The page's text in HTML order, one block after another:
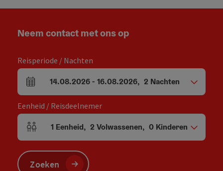
Neem contact met ons op
Reisperiode / Nachten
Velden voor aankomst en vertrek
14.08.2026- 16.08.2026, 2 Nachten
Eenheid / Reisdeelnemer
Aantal eenheden en persoonsvelden
1 Eenheid, 2 Volwassenen, 0 Kinderen
Zoeken